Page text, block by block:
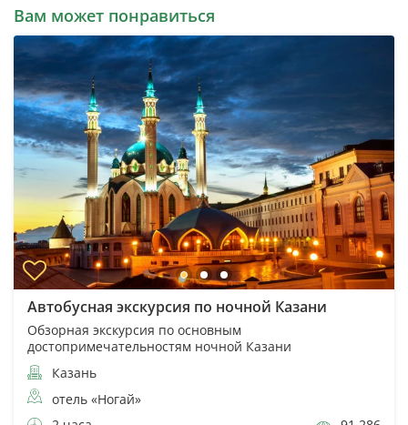
Вам может понравиться
Автобусная экскурсия по ночной Казани
Обзорная экскурсия по основным
достопримечательностям ночной Казани
Казань
отель «Ногай»